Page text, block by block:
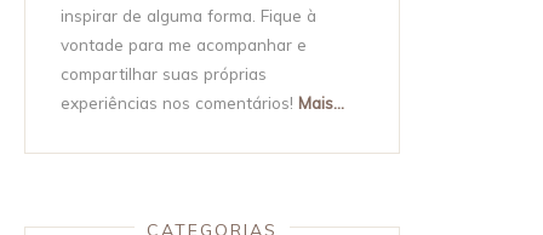
inspirar de alguma forma. Fique à
vontade para me acompanhar e
compartilhar suas próprias
experiências nos comentários! Mais...
CATEGORIAS